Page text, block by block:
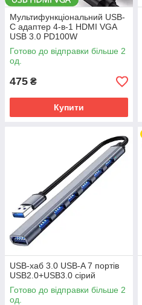
Мультифункціональний USB-
C адаптер 4-в-1 HDMI VGA
USB 3.0 PD100W
Готово до відправки більше 2
од.
475 ₴
Купити
USB-хаб 3.0 USB-A 7 портів
USB2.0+USB3.0 сірий
Готово до відправки більше 2
од.